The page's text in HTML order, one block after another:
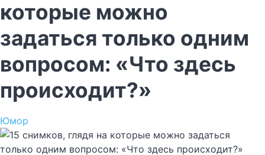
которые можно
задаться только одним
вопросом: «Что здесь
происходит?»
Юмор